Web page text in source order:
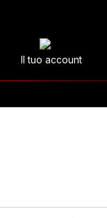
Il tuo account